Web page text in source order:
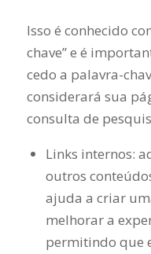
Isso é conhecido
chave” e é
cedo a palavra-
considerará sua
consulta de
Links internos:
outros
ajuda a criar
melhorar a
permitindo que